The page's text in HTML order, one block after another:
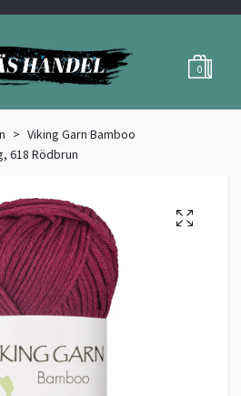
0
Viking Garn Bamboo
618 Rödbrun